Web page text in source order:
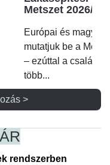
Metszet 2026/2.
Európai és magyar
mutatjuk be a
– ezúttal a családi
több...
>
rendszerben